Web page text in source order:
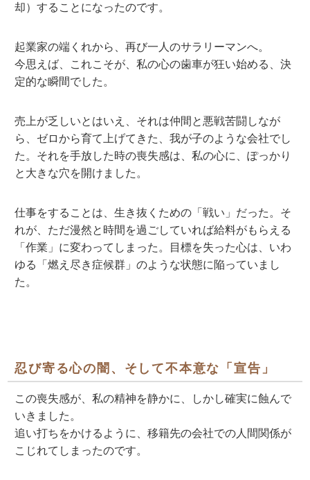
却）することになったのです。
起業家の端くれから、再び一人のサラリーマンへ。
今思えば、これこそが、私の心の歯車が狂い始める、決
定的な瞬間でした。
売上が乏しいとはいえ、それは仲間と悪戦苦闘しなが
ら、ゼロから育て上げてきた、我が子のような会社でし
た。それを手放した時の喪失感は、私の心に、ぽっかり
と大きな穴を開けました。
仕事をすることは、生き抜くための「戦い」だった。そ
れが、ただ漫然と時間を過ごしていれば給料がもらえる
「作業」に変わってしまった。目標を失った心は、いわ
ゆる「燃え尽き症候群」のような状態に陥っていまし
た。
忍び寄る心の闇、そして不本意な「宣告」
この喪失感が、私の精神を静かに、しかし確実に蝕んで
いきました。
追い打ちをかけるように、移籍先の会社での人間関係が
こじれてしまったのです。